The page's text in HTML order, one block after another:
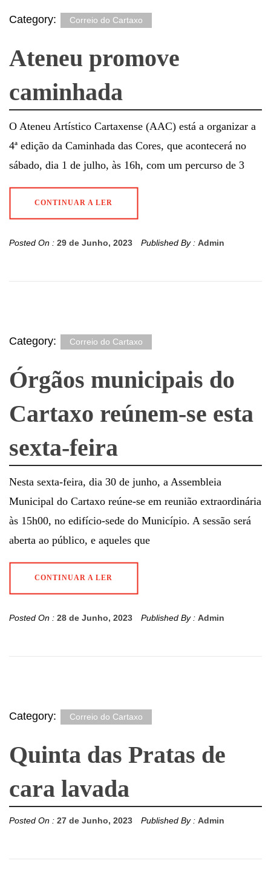
Category: Correio do Cartaxo
Ateneu promove
caminhada
O Ateneu Artístico Cartaxense (AAC) está a organizar a
4ª edição da Caminhada das Cores, que acontecerá no
sábado, dia 1 de julho, às 16h, com um percurso de 3
CONTINUAR A LER
Posted On : 29 de Junho, 2023 Published By : Admin
Category: Correio do Cartaxo
Órgãos municipais do
Cartaxo reúnem-se esta
sexta-feira
Nesta sexta-feira, dia 30 de junho, a Assembleia
Municipal do Cartaxo reúne-se em reunião extraordinária
às 15h00, no edifício-sede do Município. A sessão será
aberta ao público, e aqueles que
CONTINUAR A LER
Posted On : 28 de Junho, 2023 Published By : Admin
Category: Correio do Cartaxo
Quinta das Pratas de
cara lavada
Posted On : 27 de Junho, 2023 Published By : Admin